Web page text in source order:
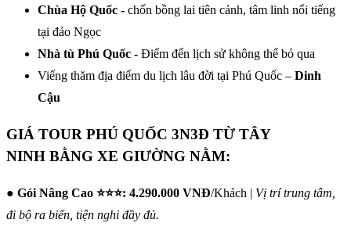
Chùa Hộ Quốc - chốn bồng lai tiên cảnh, tâm linh nổi tiếng
tại đảo Ngọc
Nhà tù Phú Quốc - Điểm đến lịch sử không thể bỏ qua
Viếng thăm địa điểm du lịch lâu đời tại Phú Quốc – Dinh
Cậu
GIÁ TOUR PHÚ QUỐC 3N3Đ TỪ TÂY
NINH BẰNG XE GIƯỜNG NẰM:
● Gói Nâng Cao ⭐⭐⭐: 4.290.000 VNĐ/Khách | Vị trí trung tâm,
đi bộ ra biển, tiện nghi đầy đủ.